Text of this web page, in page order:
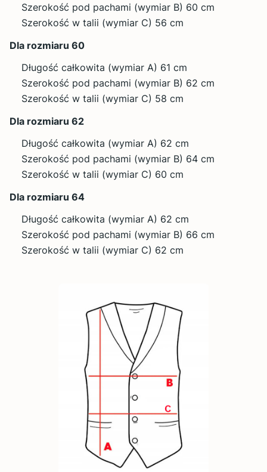
Szerokość pod pachami (wymiar B) 60 cm
Szerokość w talii (wymiar C) 56 cm
Dla rozmiaru 60
Długość całkowita (wymiar A) 61 cm
Szerokość pod pachami (wymiar B) 62 cm
Szerokość w talii (wymiar C) 58 cm
Dla rozmiaru 62
Długość całkowita (wymiar A) 62 cm
Szerokość pod pachami (wymiar B) 64 cm
Szerokość w talii (wymiar C) 60 cm
Dla rozmiaru 64
Długość całkowita (wymiar A) 62 cm
Szerokość pod pachami (wymiar B) 66 cm
Szerokość w talii (wymiar C) 62 cm